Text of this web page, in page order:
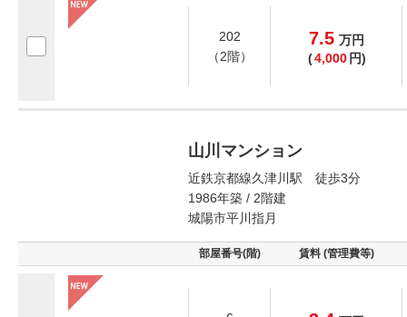
202
（2階）
7.5 万円
(4,000 円)
山川マンション
近鉄京都線久津川駅 徒歩3分
1986年築 / 2階建
城陽市平川指月
部屋番号(階) 賃料 (管理費等)